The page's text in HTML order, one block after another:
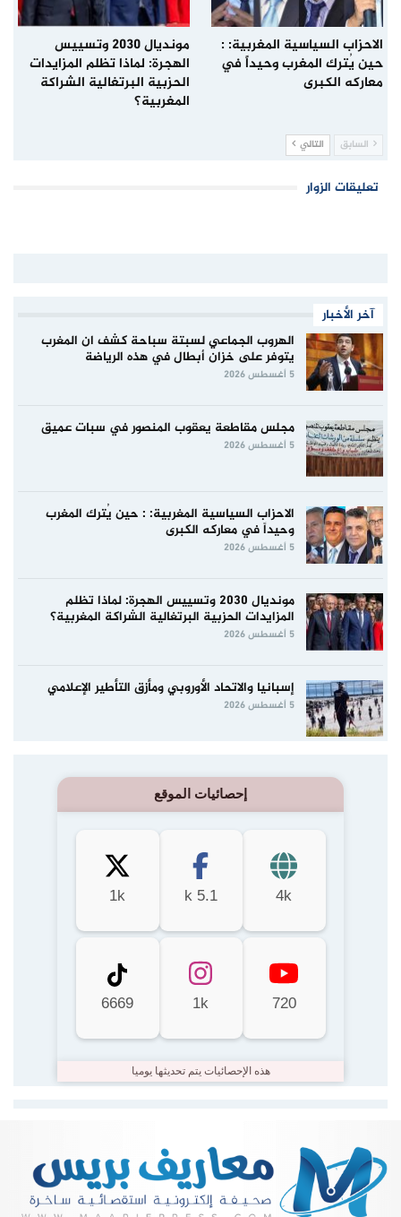
الاحزاب السياسية المغربية: :
حين يُترك المغرب وحيداً في
معاركه الكبرى
مونديال 2030 وتسييس
الهجرة: لماذا تظلم المزايدات
الحزبية البرتغالية الشراكة
المغربية؟
السابق التالي
تعليقات الزوار
آخر الأخبار
الهروب الجماعي لسبتة سباحة كشف ان المغرب
يتوفر على خزان أبطال في هذه الرياضة
5 أغسطس 2026
مجلس مقاطعة يعقوب المنصور في سبات عميق
5 أغسطس 2026
الاحزاب السياسية المغربية: : حين يُترك المغرب
وحيداً في معاركه الكبرى
5 أغسطس 2026
مونديال 2030 وتسييس الهجرة: لماذا تظلم
المزايدات الحزبية البرتغالية الشراكة المغربية؟
5 أغسطس 2026
إسبانيا والاتحاد الأوروبي ومأزق التأطير الإعلامي
5 أغسطس 2026
إحصائيات الموقع
4k
5.1 k
1k
720
1k
6669
هذه الإحصائيات يتم تحديثها يوميا